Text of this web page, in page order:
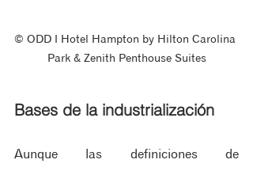
© ODD ‖ Hotel Hampton by Hilton Carolina
Park & Zenith Penthouse Suites
Bases de la industrialización
Aunque las definiciones de